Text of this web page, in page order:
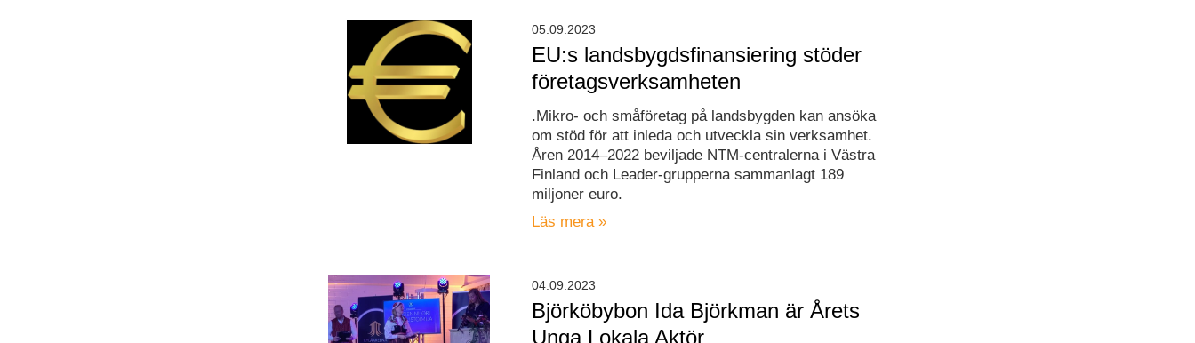
EU:s landsbygdsfinansiering stöder
företagsverksamheten
.Mikro- och småföretag på landsbygden kan ansöka
om stöd för att inleda och utveckla sin verksamhet.
Åren 2014–2022 beviljade NTM-centralerna i Västra
Finland och Leader-grupperna sammanlagt 189
miljoner euro.
Läs mera »
05.09.2023
Björköbybon Ida Björkman är Årets
Unga Lokala Aktör
04.09.2023